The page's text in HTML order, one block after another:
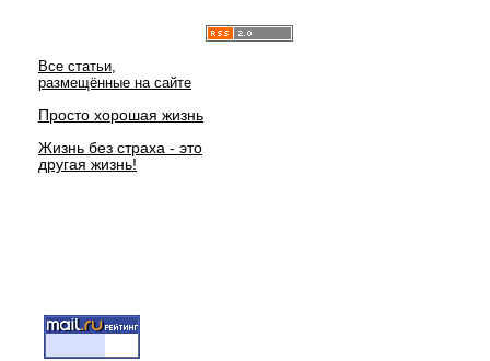
Все статьи,
размещённые на сайте
Просто хорошая жизнь
Жизнь без страха - это
другая жизнь!